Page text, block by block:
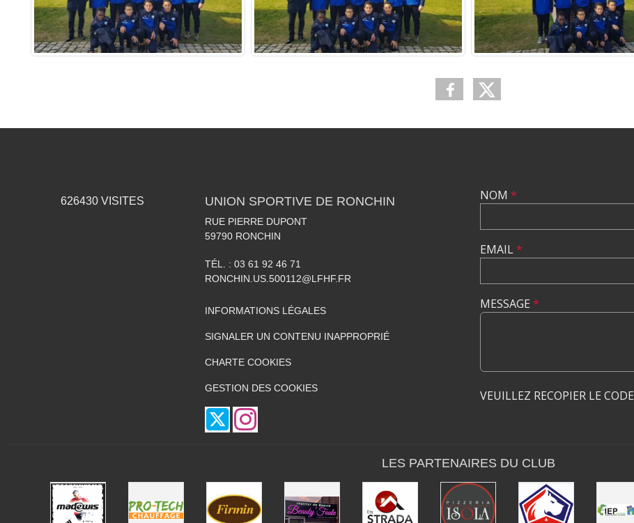
626430 VISITES UNION SPORTIVE DE RONCHIN
RUE PIERRE DUPONT
59790 RONCHIN
TÉL. : 03 61 92 46 71
RONCHIN.US.500112@LFHF.FR
INFORMATIONS LÉGALES
SIGNALER UN CONTENU INAPPROPRIÉ
CHARTE COOKIES
GESTION DES COOKIES
NOM *
EMAIL*
MESSAGE *
VEUILLEZ RECOPIER LE CODE
LES PARTENAIRES DU CLUB